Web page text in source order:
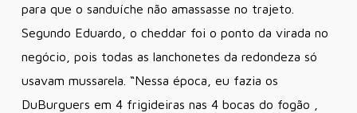
para que o sanduíche não amassasse no trajeto.
Segundo Eduardo, o cheddar foi o ponto da virada no
negócio, pois todas as lanchonetes da redondeza só
usavam mussarela. “Nessa época, eu fazia os
DuBurguers em 4 frigideiras nas 4 bocas do fogão ,